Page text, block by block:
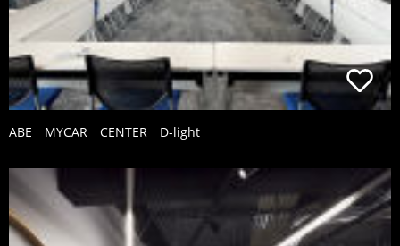
ABE MYCAR CENTER D-light